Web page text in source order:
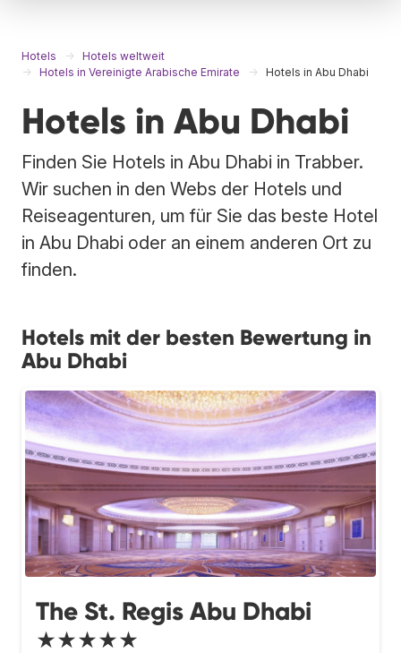
Hotels
Hotels weltweit
Hotels in Vereinigte Arabische Emirate
Hotels in Abu Dhabi
Hotels in Abu Dhabi
Finden Sie Hotels in Abu Dhabi in Trabber.
Wir suchen in den Webs der Hotels und
Reiseagenturen, um für Sie das beste Hotel
in Abu Dhabi oder an einem anderen Ort zu
finden.
Hotels mit der besten Bewertung in
Abu Dhabi
The St. Regis Abu Dhabi
★★★★★